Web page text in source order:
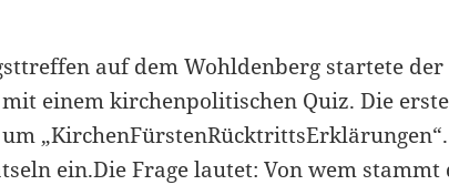
auf dem Wohldenberg startete der
einem kirchenpolitischen Quiz. Die
ein.Die Frage lautet: Von wem stammt